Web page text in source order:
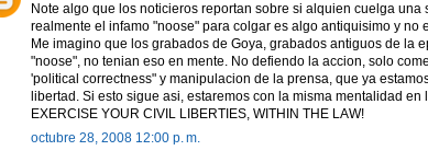
Note algo que los noticieros reportan sobre si alquien cuelga
realmente el infamo "noose" para colgar es algo antiquisimo y
Me imagino que los grabados de Goya, grabados antiguos de la
"noose", no tenian eso en mente. No defiendo la accion, solo
'political correctness" y manipulacion de la prensa, que ya
libertad. Si esto sigue asi, estaremos con la misma mentalidad en
EXERCISE YOUR CIVIL LIBERTIES, WITHIN THE LAW!
octubre 28, 2008 12:00 p. m.